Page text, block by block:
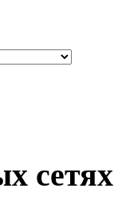
сетях